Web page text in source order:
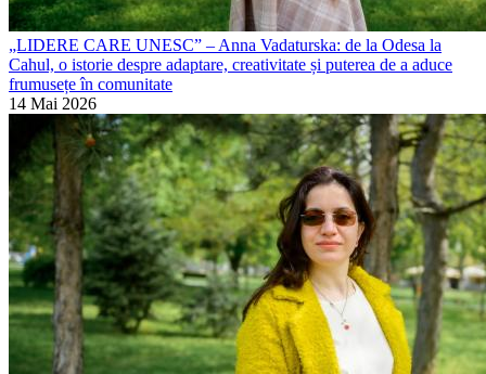
„LIDERE CARE UNESC” – Anna Vadaturska: de la Odesa la
Cahul, o istorie despre adaptare, creativitate și puterea de a aduce
frumusețe în comunitate
14 Mai 2026